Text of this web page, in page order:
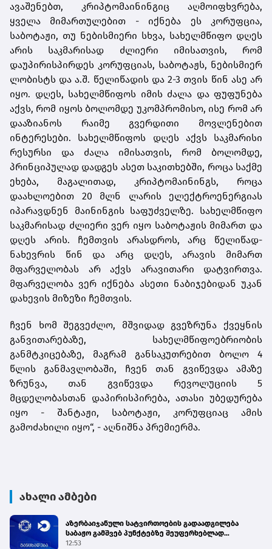
ავაშენებთ, კრიპტომაინინგიც აღმოიფხვრება,
ყველა მიმართულებით - იქნება ეს კორუფცია,
საბოტაჟი, თუ ნებისმიერი სხვა, სახელმწიფო დღეს
არის საკმარისად ძლიერი იმისათვის, რომ
დაუპირისპირდეს კორუფციას, საბოტაჟს, ნებისმიერ
ლობისტს და ა.შ. წელიწადის და 2-3 თვის წინ ასე არ
იყო. დღეს, სახელმწიფოს იმის ძალა და ფუფუნება
აქვს, რომ იყოს ბოლომდე უკომპრომისო, ისე რომ არ
დააზიანოს რაიმე გვერდითი მოვლენებით
ინტერესები. სახელმწიფოს დღეს აქვს საკმარისი
რესურსი და ძალა იმისათვის, რომ ბოლომდე,
პრინციპულად დადგეს ასეთ საკითხებში, როცა საქმე
ეხება, მაგალითად, კრიპტომაინინგს, როცა
დაახლოებით 20 მლნ ლარის ელექტროენერგიას
იპარავდნენ მაინინგის საფუძველზე. სახელმწიფო
საკმარისად ძლიერი ვერ იყო საბოტაჟის მიმართ და
დღეს არის. ჩემთვის არასდროს, არც წელიწად-
ნახევრის წინ და არც დღეს, არავის მიმართ
მფარველობას არ აქვს არავითარი დატვირთვა.
მფარველობა ვერ იქნება ასეთი ნაბიჯებიდან უკან
დახევის მიზეზი ჩემთვის.
ჩვენ ხომ შეგვეძლო, მშვიდად გვეზრუნა ქვეყნის
განვითარებაზე, სახელმწიფოებრიობის
განმტკიცებაზე, მაგრამ განსაკუთრებით ბოლო 4
წლის განმავლობაში, ჩვენ თან გვიწევდა ამაზე
ზრუნვა, თან გვიწევდა რევოლუციის 5
მცდელობასთან დაპირისპირება, ათასი უბედურება
იყო - შანტაჟი, საბოტაჟი, კორუფციაც ამის
გამოძახილი იყო“, - აღნიშნა პრემიერმა.
ახალი ამბები
აზერბაიჯანული სატვირთოების გადაადგილება
საბაჟო გამშვებ პუნქტებზე შეუფერხებლად
მიმდინარეობს - შემოსავლების სამსახური
12:53